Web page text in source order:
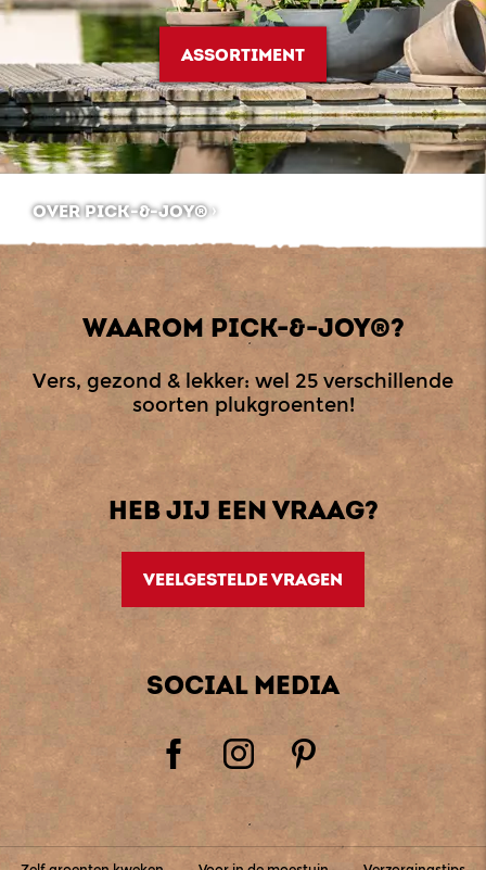
ASSORTIMENT
OVER PICK-&-JOY®
WAAROM PICK-&-JOY®?
Vers, gezond & lekker: wel 25 verschillende
soorten plukgroenten!
HEB JIJ EEN VRAAG?
VEELGESTELDE VRAGEN
SOCIAL MEDIA